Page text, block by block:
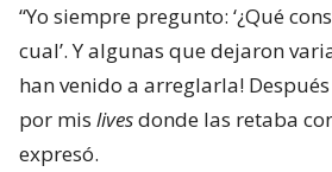
“Yo siempre pregunto: ‘¿Qué
cual’. Y algunas que dejaron
han venido a arreglarla!
por mis livesdonde las retaba
expresó.